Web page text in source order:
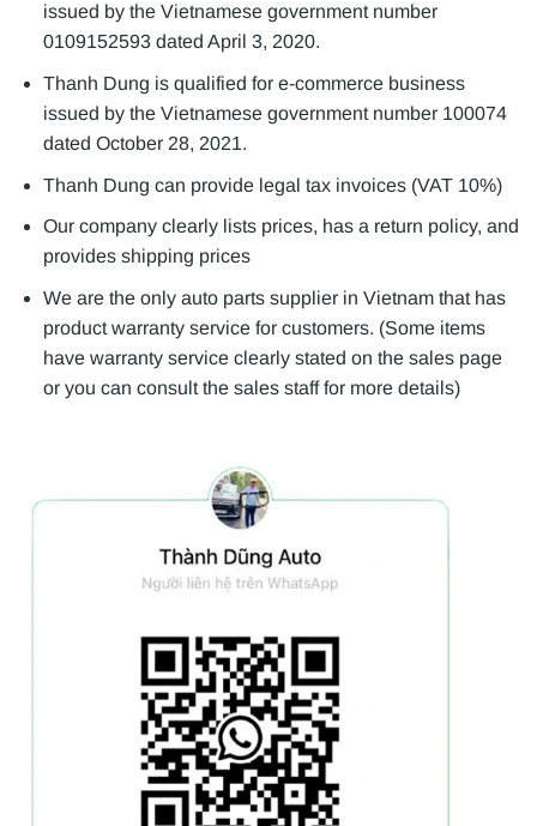
issued by the Vietnamese government number
0109152593 dated April 3, 2020.
Thanh Dung is qualified for e-commerce business
issued by the Vietnamese government number 100074
dated October 28, 2021.
Thanh Dung can provide legal tax invoices (VAT 10%)
Our company clearly lists prices, has a return policy, and
provides shipping prices
We are the only auto parts supplier in Vietnam that has
product warranty service for customers. (Some items
have warranty service clearly stated on the sales page
or you can consult the sales staff for more details)